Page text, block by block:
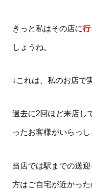
きっと私はその店に行
しょうね。
↓これは、私のお店で
過去に2回ほど来店し
ったお客様がいらっし
当店では駅までの送
方はご自宅が近かっ